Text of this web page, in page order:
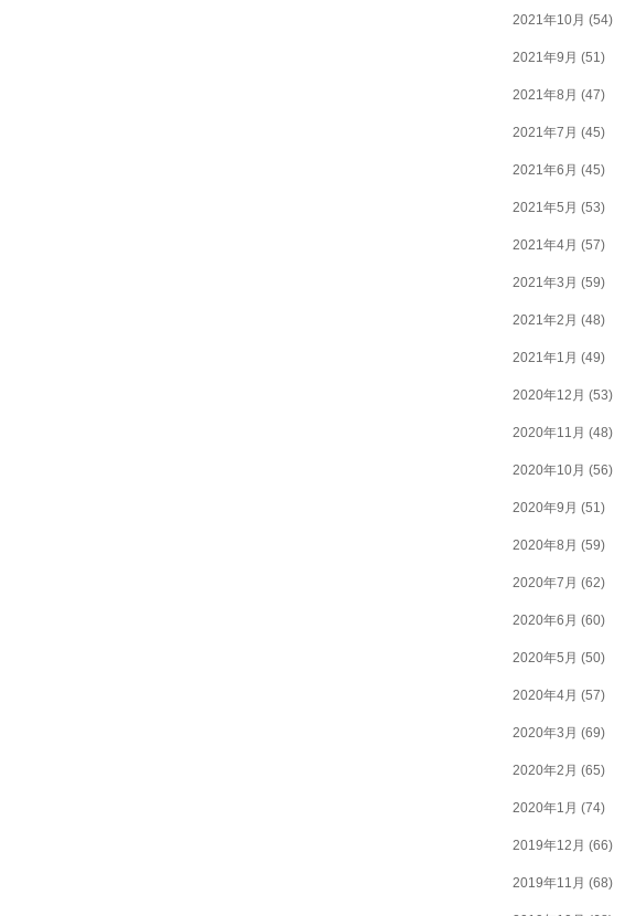
2021年10月 (54)
2021年9月 (51)
2021年8月 (47)
2021年7月 (45)
2021年6月 (45)
2021年5月 (53)
2021年4月 (57)
2021年3月 (59)
2021年2月 (48)
2021年1月 (49)
2020年12月 (53)
2020年11月 (48)
2020年10月 (56)
2020年9月 (51)
2020年8月 (59)
2020年7月 (62)
2020年6月 (60)
2020年5月 (50)
2020年4月 (57)
2020年3月 (69)
2020年2月 (65)
2020年1月 (74)
2019年12月 (66)
2019年11月 (68)